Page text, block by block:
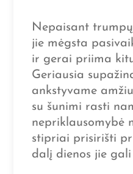
Nepaisant
jie mėgsta
ir gerai priima
Geriausia
ankstyvame
su šunimi rasti
nepriklausomybė
stipriai prisirišti
dalį dienos jie